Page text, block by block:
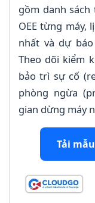
gồm danh
OEE từng máy,
nhất và dự
Theo dõi kiểm
bảo trì sự cố
phòng ngừa
gian dừng máy
Tải